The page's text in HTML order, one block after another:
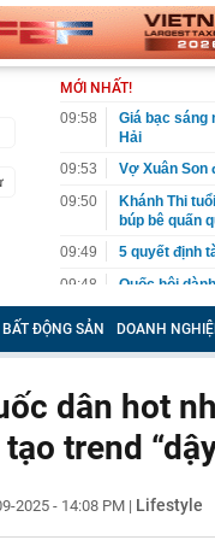
MỚI NHẤT!
09:58
Giá bạc sáng
Hải
09:53
Vợ Xuân Son
09:50
Khánh Thi
búp bê quấn
09:49
5 quyết định
09:48
Quốc hội
09:47
Việt Nam
cũng dẫn
Chủ tịch
đầu tư góp
09:41
Chatbot AI
nghìn câu hỏi
Chế Linh
BẤT ĐỘNG SẢN DOANH
dân hot
trend
2025 - 14:08 PM | Lifestyle